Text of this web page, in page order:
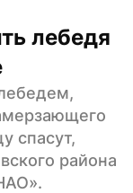
лебедя
спасут,
района